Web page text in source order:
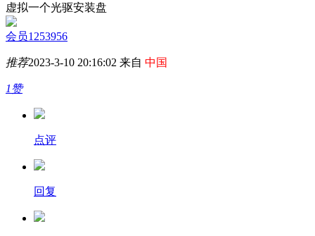
虚拟一个光驱安装盘
会员1253956
推荐2023-3-10 20:16:02 来自 中国
1赞
点评
回复